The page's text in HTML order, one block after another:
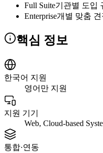
Full Suite기관별 도입
Enterprise개별 맞춤 견
핵심 정보
한국어 지원
영어만 지원
지원 기기
Web, Cloud-based
통합·연동